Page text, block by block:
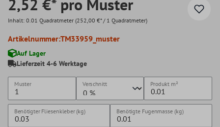
2,52 €* pro Muster
Inhalt: 0.01 Quadratmeter (252,00 €* / 1 Quadratmeter)
Artikelnummer:TM33959_muster
Auf Lager
Lieferzeit 4-6 Werktage
Muster Verschnitt Produkt m²
Benötigter Fliesenkleber (kg) Benötigte Fugenmasse (kg)